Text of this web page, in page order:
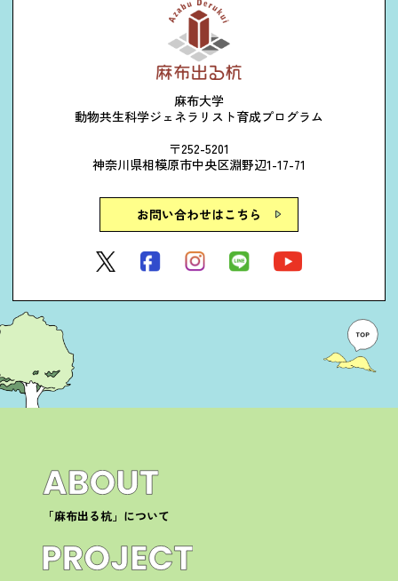
麻布大学
動物共生科学ジェネラリスト育成プログラム
〒252-5201
神奈川県相模原市中央区淵野辺1-17-71
お問い合わせはこちら
「麻布出る杭」について